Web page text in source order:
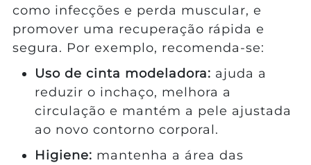
como infecções e perda muscular, e
promover uma recuperação rápida e
segura. Por exemplo, recomenda-se:
Uso de cinta modeladora: ajuda a
reduzir o inchaço, melhora a
circulação e mantém a pele ajustada
ao novo contorno corporal.
Higiene: mantenha a área das